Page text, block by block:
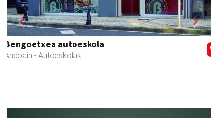
Kabela
Asteasu - Gozotegiak
Previous Next